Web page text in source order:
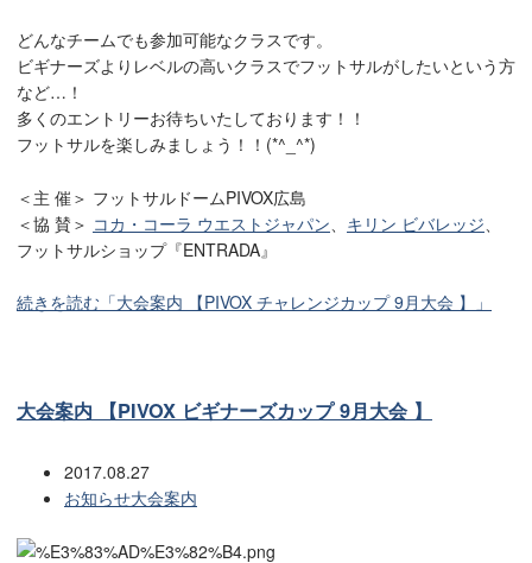
どんなチームでも参加可能なクラスです。
ビギナーズよりレベルの高いクラスでフットサルがしたいという方
など…！
多くのエントリーお待ちいたしております！！
フットサルを楽しみましょう！！(*^_^*)
＜主 催＞ フットサルドームPIVOX広島
＜協 賛＞ コカ・コーラ ウエストジャパン キリン ビバレッジ
フットサルショップ『ENTRADA』
続きを読む「大会案内 【PIVOX チャレンジカップ 9月大会 】」
大会案内 【PIVOX ビギナーズカップ 9月大会 】
2017.08.27
お知らせ大会案内